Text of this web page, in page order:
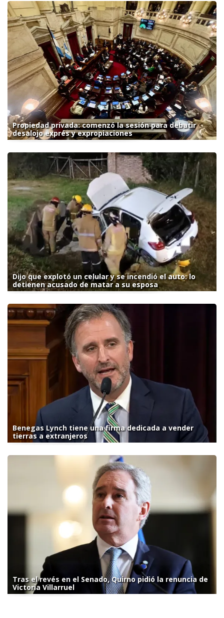
Propiedad privada: comenzó la sesión para debatir
desalojo exprés y expropiaciones
Dijo que explotó un celular y se incendió el auto: lo
detienen acusado de matar a su esposa
Benegas Lynch tiene una firma dedicada a vender
tierras a extranjeros
Tras el revés en el Senado, Quirno pidió la renuncia de
Victoria Villarruel